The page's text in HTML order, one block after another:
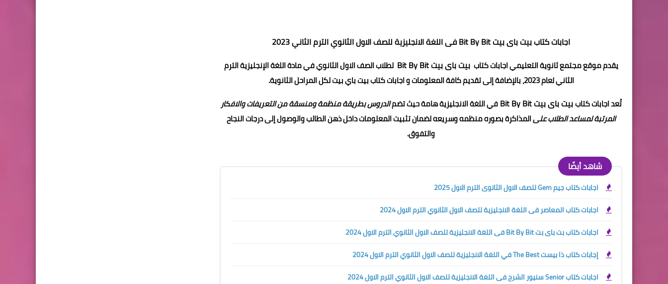
اجابات كتاب بيت باى بيت Bit By Bit فى اللغة الانجليزية للصف الاول الثانوي الترم الثاني 2023
يقدم موقع مجتمع ثانوية التعليمي اجابات كتاب بيت باى بيت Bit By Bit
لطلاب الصف الاول الثانوي في مادة اللغة الإنجليزية الترم
الثاني لعام 2023، بالإضافة إلى تقديم كافة المعلومات و اجابات كتاب بيت باي بيت لكل المراحل الثانوية.
تُعد اجابات كتاببيت باى بيت Bit By Bit في اللغة الانجليزية هامة حيث تضمالدروس بطريقة منظمة ومنسقة من التعريفات والافكار
المرتبة لمساعد الطلاب علىالمذاكرة بصوره منظمه وسريعه لضمان تثبيت المعلومات داخل ذهن الطالب والوصول إلى درجات النجاح
والتفوق.
شاهد أيضًا
اجابات كتاب جيم Gem للصف الاول الثانوى الترم الاول 2025
اجابات كتاب المعاصر فى اللغة الانجليزية للصف الاول الثانوي الترم الاول 2024
اجابات كتاب بت باى بت Bit By Bit فى اللغة الانجليزية للصف الاول الثانوي الترم الاول 2024
إجابات كتاب ذا بيست The Best في اللغة الانجليزية للصف الاول الثانوي الترم الاول 2024
اجابات كتاب Senior سنيور الشرح فى اللغة الانجليزية للصف الاول الثانوي الترم الاول 2024